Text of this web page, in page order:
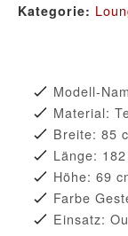
Kategorie:
Modell-
Material:
Breite: 85
Länge:
Höhe: 69
Farbe
Einsatz: